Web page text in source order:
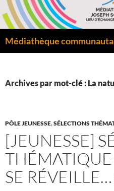
Aller
au
contenu
Archives par mot-clé : La
PÔLE JEUNESSE,SÉLECTIONS
[JEUNESSE]
THÉMATIQUE
SE RÉVEILLE…